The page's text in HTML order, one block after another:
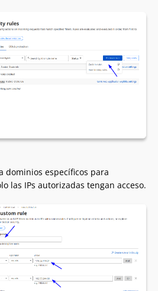
dominios específicos para
las IPs autorizadas tengan acceso.